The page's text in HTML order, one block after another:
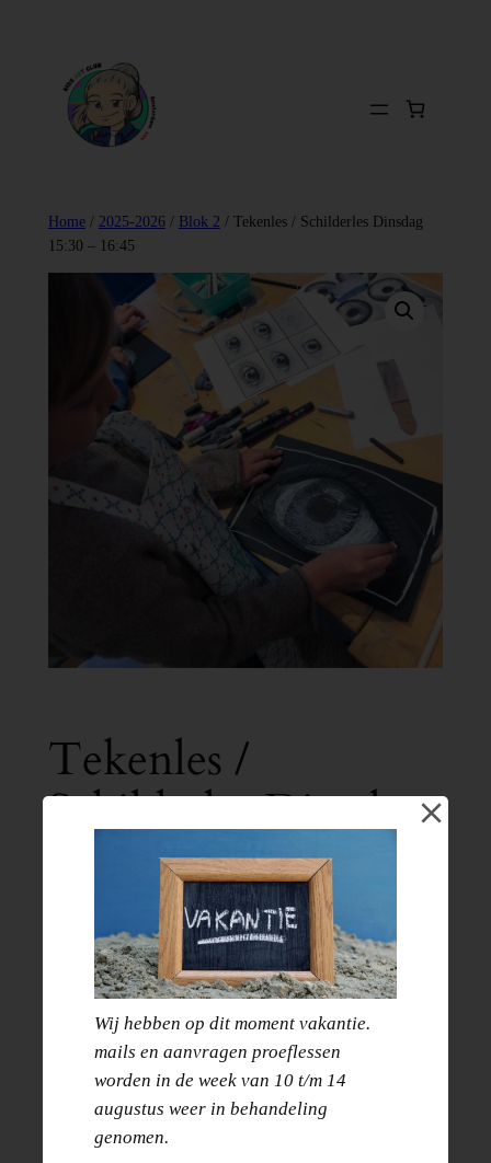
Home/ 2025-2026/ Blok 2 / Tekenles / Schilderles Dinsdag
15:30 – 16:45
Tekenles /
Schilderles Dinsdag
15:30 – 16:45
18.50
Let op: Is de les vol? Klik dan hier om je kind aan
te melden voor de wachtlijst zodat je bericht krijgt
als er weer plek beschikbaar is.
Leeftijd:7 t/m 11 jaar
15.30 – 16.45
Wij hebben op dit moment vakantie.
mails en aanvragen proeflessen
worden in de week van 10 t/m 14
augustus weer in behandeling
genomen.